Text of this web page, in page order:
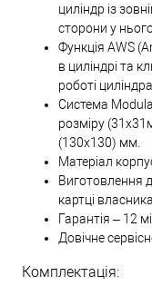
циліндр із
сторони у
Функція AWS
в циліндрі та
роботі циліндра.
Система
розміру
(130х130) мм.
Матеріал
Виготовлення
картці власника.
Гарантія – 12
Довічне
Комплектація: